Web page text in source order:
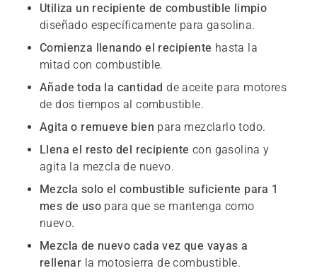
Utiliza un recipiente de combustible limpio
diseñado específicamente para gasolina.
Comienza llenando el recipiente hasta la
mitad con combustible.
Añade toda la cantidad de aceite para motores
de dos tiempos al combustible.
Agita o remueve bien para mezclarlo todo.
Llena el resto del recipiente con gasolina y
agita la mezcla de nuevo.
Mezcla solo el combustible suficiente para 1
mes de uso para que se mantenga como
nuevo.
Mezcla de nuevo cada vez que vayas a
rellenar la motosierra de combustible.